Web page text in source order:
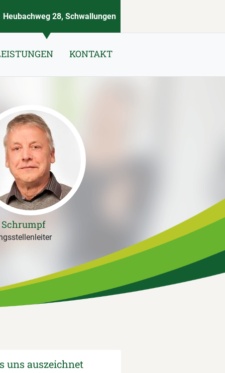
Heubachweg 28, Schwallungen
KONTAKT
uns auszeichnet